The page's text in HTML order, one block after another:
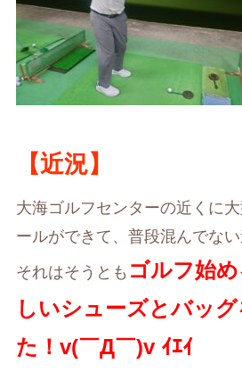
【近況】
大海ゴルフセンターの近くに
ールができて、普段混んでない
それはそうとも ゴルフ始
しいシューズとバッ
た！v(￣Д￣)v ｲｴｲ